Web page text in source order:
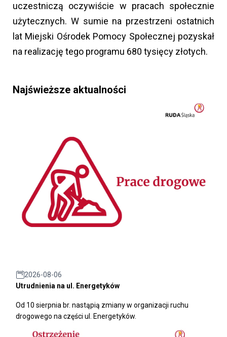
uczestniczą oczywiście w pracach społecznie
użytecznych. W sumie na przestrzeni ostatnich
lat Miejski Ośrodek Pomocy Społecznej pozyskał
na realizację tego programu 680 tysięcy złotych.
Najświeższe aktualności
2026-08-06
Utrudnienia na ul. Energetyków
Od 10 sierpnia br. nastąpią zmiany w organizacji ruchu
drogowego na części ul. Energetyków.